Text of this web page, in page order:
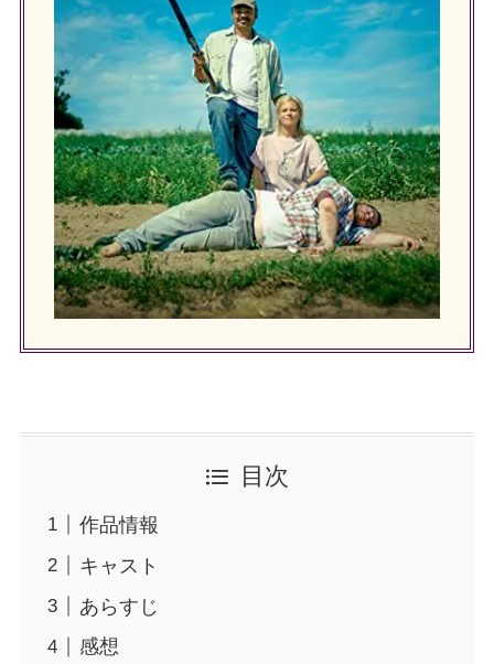
目次
作品情報
キャスト
あらすじ
感想